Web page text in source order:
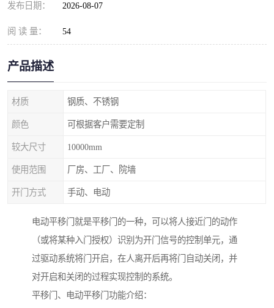
发布日期： 2026-08-07
阅 读 量： 54
产品描述
材质 钢质、不锈钢
颜色 可根据客户需要定制
较大尺寸 10000mm
使用范围 厂房、工厂、院墙
开门方式 手动、电动
电动平移门就是平移门的一种，可以将人接近门的动作
（或将某种入门授权）识别为开门信号的控制单元，通
过驱动系统将门开启，在人离开后再将门自动关闭，并
对开启和关闭的过程实现控制的系统。
平移门、电动平移门功能介绍：